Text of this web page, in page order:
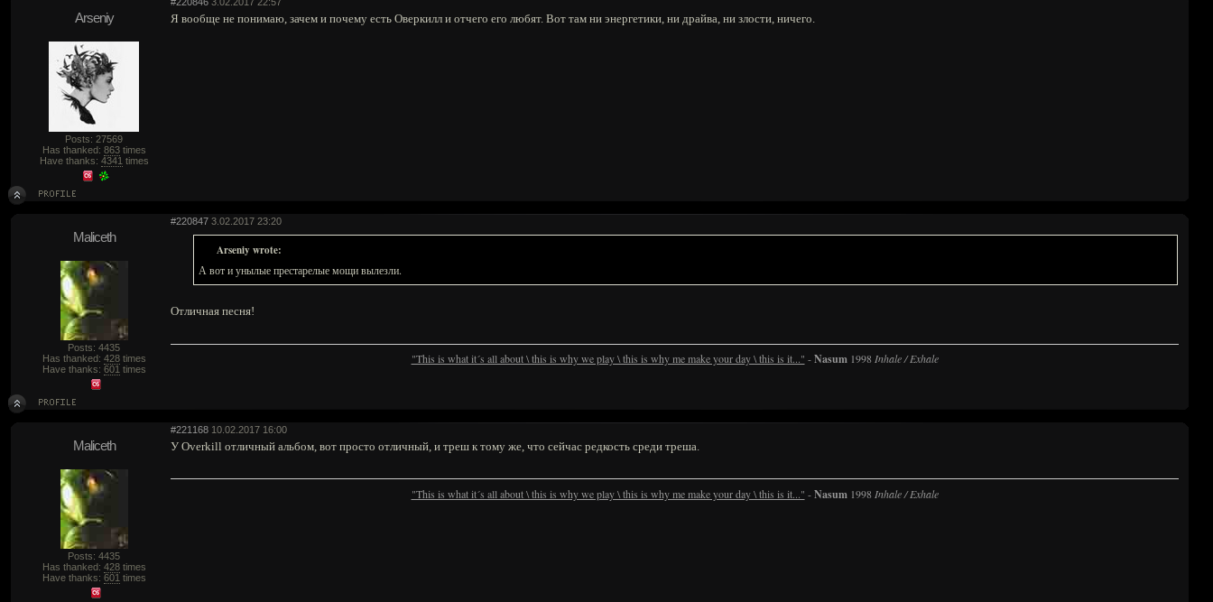
Arseniy
Posts: 27569
Has thanked: 863times
Have thanks: 4341 times
Я вообще не понимаю, зачем и почему есть Оверкилл и отчего его любят. Вот там ни энергетики, ни драйва, ни злости, ничего.
#220847 3.02.2017 23:20
Maliceth
Posts: 4435
Has thanked: 428times
Have thanks: 601 times
Arseniy wrote:
А вот и унылые престарелые мощи вылезли.
Отличная песня!
"This is what it´s all about \ this is why we play \ this is why me make your day \ this is it..." -Nasum 1998 Inhale / Exhale
#221168 10.02.2017 16:00
Maliceth
Posts: 4435
Has thanked: 428times
Have thanks: 601 times
У Overkill отличный альбом, вот просто отличный, и треш к тому же, что сейчас редкость среди треша.
"This is what it´s all about \ this is why we play \ this is why me make your day \ this is it..." -Nasum 1998 Inhale / Exhale